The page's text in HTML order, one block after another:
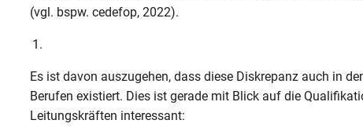
(vgl. bspw. cedefop, 2022).
Es ist davon auszugehen, dass diese Diskrepanz auch in
Berufen existiert. Dies ist gerade mit Blick auf die
Leitungskräften interessant: